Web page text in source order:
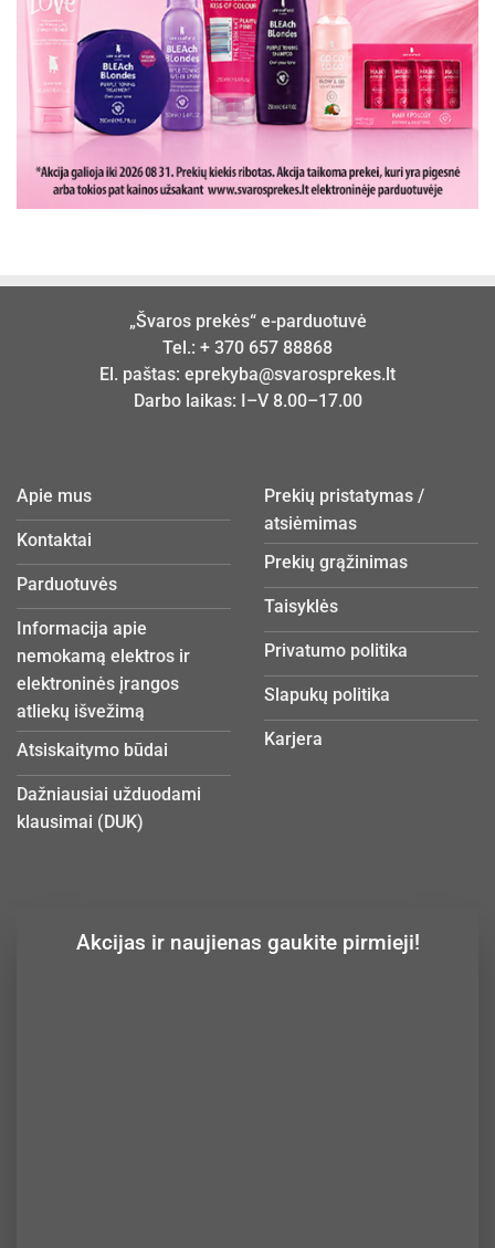
„Švaros prekės“ e-parduotuvė
Tel.: + 370 657 88868
El. paštas: eprekyba@svarosprekes.lt
Darbo laikas: I–V 8.00–17.00
Apie mus
Kontaktai
Parduotuvės
Informacija apie
nemokamą elektros ir
elektroninės įrangos
atliekų išvežimą
Atsiskaitymo būdai
Dažniausiai užduodami
klausimai (DUK)
Prekių pristatymas /
atsiėmimas
Prekių grąžinimas
Taisyklės
Privatumo politika
Slapukų politika
Karjera
Akcijas ir naujienas gaukite pirmieji!